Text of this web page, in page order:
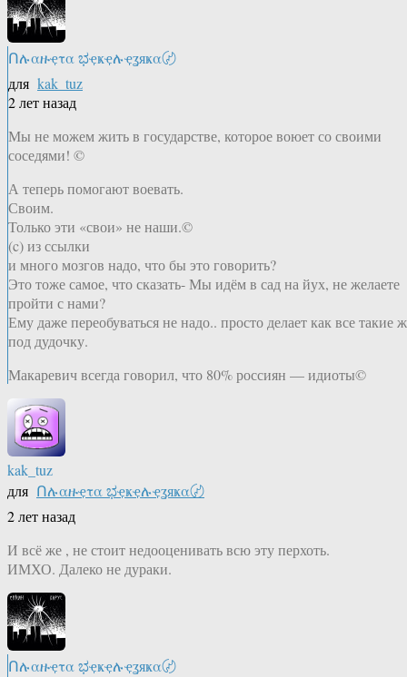
Ոሉαዙҿτα ಭҿҝҿሉҿʓяҝα〄
для kak_tuz
2 лет назад
Мы не можем жить в государстве, которое воюет со своими
соседями! ©
А теперь помогают воевать.
Своим.
Только эти «свои» не наши.©
(c) из ссылки
и много мозгов надо, что бы это говорить?
Это тоже самое, что сказать- Мы идём в сад на йух, не желаете
пройти с нами?
Ему даже переобуваться не надо.. просто делает как все такие
под дудочку.
Макаревич всегда говорил, что 80% россиян — идиоты©
kak_tuz
для Ոሉαዙҿτα ಭҿҝҿሉҿʓяҝα〄
2 лет назад
И всё же , не стоит недооценивать всю эту перхоть.
ИМХО. Далеко не дураки.
Ոሉαዙҿτα ಭҿҝҿሉҿʓяҝα〄